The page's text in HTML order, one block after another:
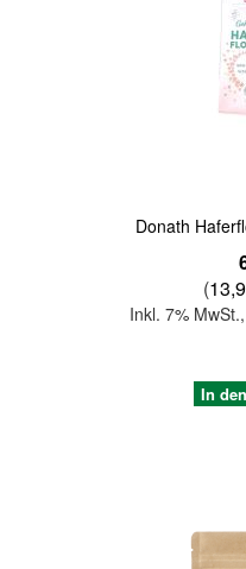
Donath
(
Inkl. 7% MwSt.,
In